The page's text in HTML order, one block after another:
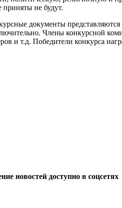
не будут.
документы
Члены конкурсной
и т.д. Победители конкурса
новостей доступно в соцсетях